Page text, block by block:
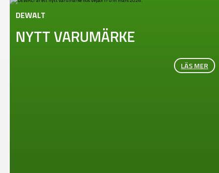
DEWALT
NYTT VARUMÄRKE
LÄS MER